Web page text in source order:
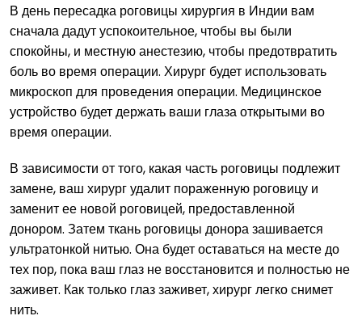
В день пересадка роговицы хирургия в Индии вам
сначала дадут успокоительное, чтобы вы были
спокойны, и местную анестезию, чтобы предотвратить
боль во время операции. Хирург будет использовать
микроскоп для проведения операции. Медицинское
устройство будет держать ваши глаза открытыми во
время операции.
В зависимости от того, какая часть роговицы подлежит
замене, ваш хирург удалит пораженную роговицу и
заменит ее новой роговицей, предоставленной
донором. Затем ткань роговицы донора зашивается
ультратонкой нитью. Она будет оставаться на месте до
тех пор, пока ваш глаз не восстановится и полностью не
заживет. Как только глаз заживет, хирург легко снимет
нить.